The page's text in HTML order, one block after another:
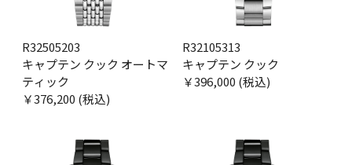
R32505203
キャプテン クック オートマ
ティック
￥376,200 (税込)
R32105313
キャプテン クック
￥396,000 (税込)